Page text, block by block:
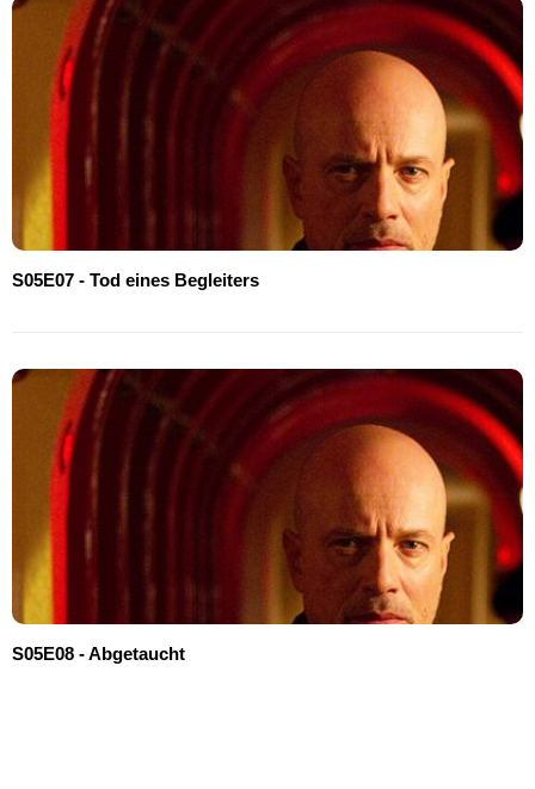
S05E07 - Tod eines Begleiters
S05E08 - Abgetaucht